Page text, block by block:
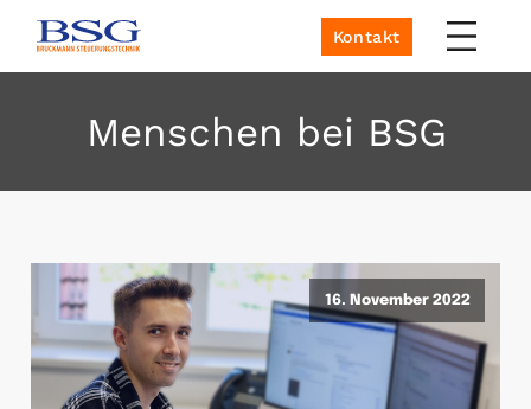
Kontakt
Menschen bei BSG
16. November 2022